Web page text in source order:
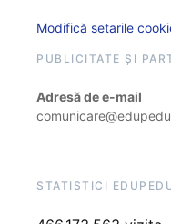
Modifică setarile
PUBLICITATE ȘI
Adresă de e-mail
STATISTICI